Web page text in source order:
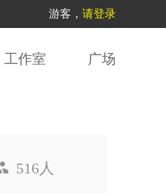
游客， 请登录
工作室 广场
516人